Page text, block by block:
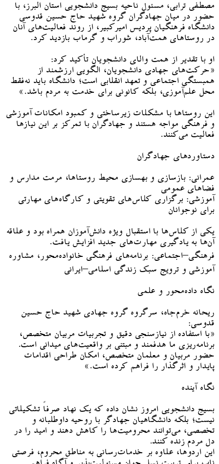
مصطفی ترابی، مسئول ناحیه بسیج دانشجویی استان البرز، با
حضور در میان جهادگران گروه شهید حاج حسین قدوسی
دانشگاه فرهنگیان پردیس امیرکبیر، از روند فعالیت‌های آنان
در روستاهای همت‌آباد، شوراب و گرماب بازدید کرد.
او با تقدیر از همت والای دانشجویان تأکید کرد:
«حرکت‌های جهادی دانشجویان، الگویی ارزشمند از
همبستگی اجتماعی و تعهد انقلابی است؛ دانشگاه باید نه‌فقط
محل علم‌آموزی، بلکه کانونی برای خدمت به مردم باشد.»
این روستاها با مشکلات زیرساختی و کمبود امکانات آموزشی
و فرهنگی مواجه هستند و جهادگران با تمرکز بر این نیازها
فعالیت می‌کنند.
دستاوردهای جهادگران
عمرانی: بازسازی و بهسازی محیط روستاها، مرمت مدارس و
فضاهای عمومی
آموزشی: برگزاری کلاس‌های تقویتی و کارگاه‌های مهارتی
برای نوجوانان
یکی از کلاس‌ها با استقبال ویژه دانش‌آموزان همراه بود و علاقه
آن‌ها به یادگیری مهارت‌های جدید افزایش یافت.
فرهنگی–اجتماعی: برنامه‌های فرهنگی خانواده‌محور، مشاوره
آموزشی و ترویج سبک زندگی اسلامی–ایرانی
نگاه داده‌محور و علمی
ریحانه خرم‌جاه، سرگروه گروه جهادی شهید حاج حسین
قدوسی:
«با استفاده از نیازسنجی دقیق و تجربیات مربیان متخصص،
برنامه‌ریزی ما هدفمند و مبتنی بر واقعیت‌های میدانی است.
حضور مربیان و معلمان متخصص، امکان طراحی اقدامات
پایدار و اثرگذار را فراهم کرده است.»
نگاه آینده
بسیج دانشجویی امروز نشان داده که یک نهاد صرفاً تشکیلاتی
نیست؛ بلکه دانشگاهیان جهادگر با روحیه داوطلبانه و
تخصصی، می‌توانند محرومیت‌ها را کاهش دهند و امید را در
دل مردم زنده کنند.
این اردوها، علاوه بر خدمات‌رسانی به مناطق محروم، فرصتی